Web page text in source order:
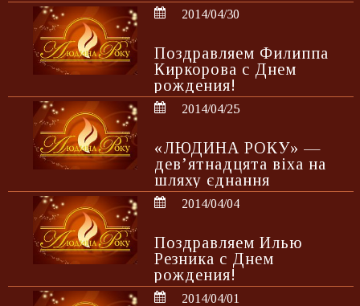
2014/04/30
Поздравляем Филиппа
Киркорова с Днем
рождения!
2014/04/25
«ЛЮДИНА РОКУ» —
дев’ятнадцята віха на
шляху єднання
2014/04/04
Поздравляем Илью
Резника с Днем
рождения!
2014/04/01